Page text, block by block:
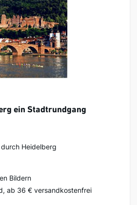
ein Stadtrundgang
Heidelberg
Bildern
ab 36 € versandkostenfrei